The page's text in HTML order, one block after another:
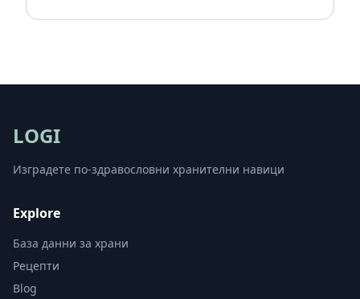
LOGI
Изградете по-здравословни хранителни навици
Explore
База данни за храни
Рецепти
Blog